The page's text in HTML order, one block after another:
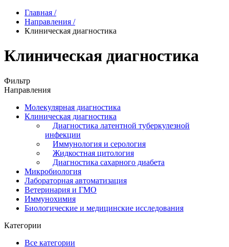
Главная /
Направления /
Клиническая диагностика
Клиническая диагностика
Фильтр
Направления
Молекулярная диагностика
Клиническая диагностика
Диагностика латентной туберкулезной
инфекции
Иммунология и серология
Жидкостная цитология
Диагностика сахарного диабета
Микробиология
Лабораторная автоматизация
Ветеринария и ГМО
Иммунохимия
Биологические и медицинские исследования
Категории
Все категории